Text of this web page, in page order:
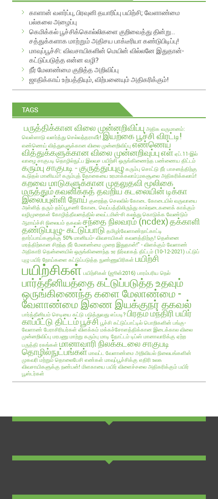
A
காளான் வளர்ப்பு, பிரவுனி தயாரிப்பு பயிற்சி; வேளாண்மை
பல்கலை அழைப்பு
கெமிக்கல் பூச்சிக்கொல்லிகளை குறிவைத்து தின்று..
சத்துக்களாக மாற்றும் அதிசய பாக்டீரியா கண்டுபிடிப்பு!
மாவுப்பூச்சி: விவசாயிகளின் மெயின் வில்லனே இதுதான்-
கட்டுப்படுத்த என்ன வழி?
நீர் மேலாண்மை குறித்த அறிவிப்பு
ஜாதிக்காய் உற்பத்தியும், விற்பனையும் அதிகரிக்கும்!
TAGS
பருத்திக்கான விலை முன்னறிவிப்பு அதிக வருமானம்:
வெள்ளாடு வளர்த்து செல்வந்தராவீர்! இயற்கை பூச்சி விரட்டி!
எண்ணெய் வித்துகளுக்கான விலை முன்னறிவிப்பு எண்ணெய்
வித்துக்களுக்கான விலை முன்னறிவுப்புஎள் ஏப்.11-இல்
வாழை சாகுபடி தொழில்நுட்ப இலவச பயிற்சி ஒருங்கிணைந்த பண்ணைய திட்டம்
கரும்பு சாகுபடி - குருத்துப்புழு கரும்பு சொட்டு நீர் பாசனத்திற்கு
கூடுதல் மானியம்! கரும்புத் தோகையை உரமாக்கலாம்;மகசூலை அதிகரிக்கலாம்!
கறவை மாடுகளுக்கான முதலுதவி மூலிகை
மருத்தும்கவனிக்கத் தவறிய கடலையின் டிக்கா
இலைப்புள்ளி நோய் குறைந்த செலவில் கோடை கோடையில் வருவாயை
அள்ளித் தரும் தர்ப்பூசணி கோடை வெப்பத்திலிருந்து கால்நடைகளைக் காக்கும்
வழிமுறைகள் கோழித்தீவனத்தில் வைட்டமின்-சி கலந்து கொடுக்க வேண்டும்
ஆராய்ச்சி நிலையம் தகவல் சந்தை நிலவரம் (ncdex)தக்காளி
தண்டுப்புழு- கட்டுப்பாடு தமிழர்வேளாண்நாட்காட்டி
தார்ப்பாய்களுக்கு 50% மானியம்- விவசாயிகள் கவனத்திற்கு! தென்னை
மரத்திற்கான சிறந்த நீர் மேலாண்மை முறை இதுதான்!" - விளக்கும் வேளாண்
அதிகாரி தென்னையில் ஒருங்கிணைந்த உர நிர்வாகத் திட்டம் (10-12-2021) பட்டுப்
புழு பயிர் நோய்களை கட்டுப்படுத்த நுண்ணுயிரிகள் பயிற்சி
பயிற்சிகள் பயிற்சிகள் (ஜூன்2016) பாரம்பரிய நெல்
பார்த்தீனியத்தை கட்டுப்படுத்த உதவும்
ஒருங்கிணைந்த களை மேலாண்மை -
வேளாண்மை இணை இயக்குநர் தகவல்
பார்த்தீனியம் செடியை கட்டு படுத்துவது எப்படி? பிரதம மந்திரி பயிர்
காப்பீட்டு திட்டம்பூச்சி பூச்சி கட்டுப்பாட்டில் பொறிகளின் பங்கு-
வேளாண் பேராசிரியர்கள் விளக்கம் மக்கச்சோளத்திக்கான இடைக்கால விலை
முன்னறிவிப்பு மரபணு மாற்று கரும்பு மாடி தோட்டம் டிப்ஸ் மானாவாரிக்கு ஏற்ற
பருத்தி ரகங்கள் மானாவாரி நிலக்கடலை சாகுபடி
தொழில்நுட்பங்கள் மாவட்ட வேளாண்மை அறிவியல் நிலையங்களின்
முகவரி மற்றும் தொலைபேசி எண்கள் மாவுப்பூச்சிக்கு எதிரி உலக
விவசாயிகளுக்கு நண்பன்! மிளகாயை பயிர் விளைச்சலை அதிகரிக்கும் பயிர்
பூஸ்டர்கள்